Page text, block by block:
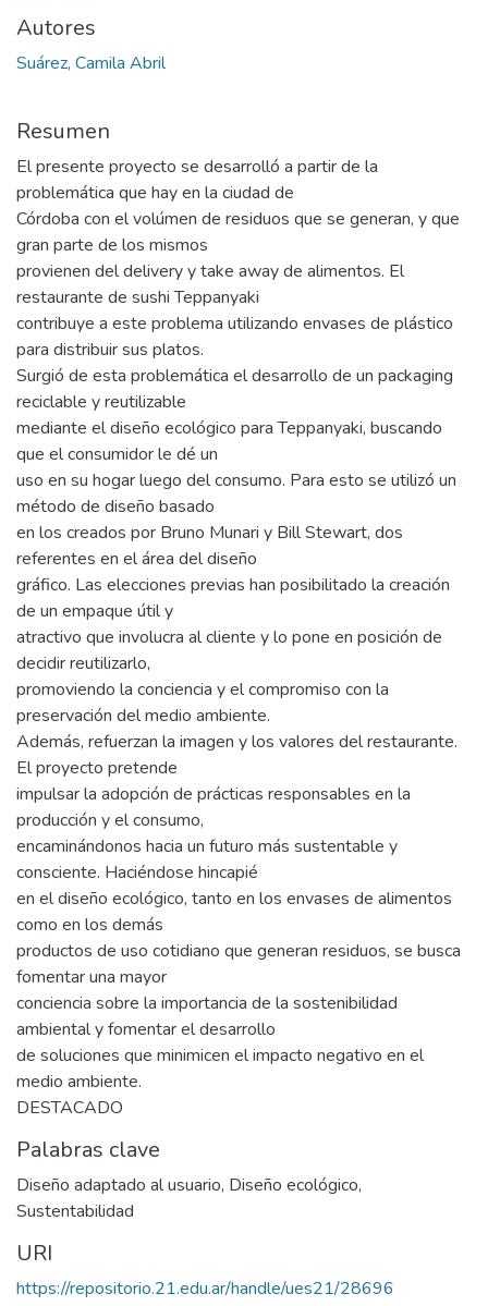
Autores
Suárez, Camila Abril
Resumen
El presente proyecto se desarrolló a partir de la
problemática que hay en la ciudad de
Córdoba con el volúmen de residuos que se generan, y que
gran parte de los mismos
provienen del delivery y take away de alimentos. El
restaurante de sushi Teppanyaki
contribuye a este problema utilizando envases de plástico
para distribuir sus platos.
Surgió de esta problemática el desarrollo de un packaging
reciclable y reutilizable
mediante el diseño ecológico para Teppanyaki, buscando
que el consumidor le dé un
uso en su hogar luego del consumo. Para esto se utilizó un
método de diseño basado
en los creados por Bruno Munari y Bill Stewart, dos
referentes en el área del diseño
gráfico. Las elecciones previas han posibilitado la creación
de un empaque útil y
atractivo que involucra al cliente y lo pone en posición de
decidir reutilizarlo,
promoviendo la conciencia y el compromiso con la
preservación del medio ambiente.
Además, refuerzan la imagen y los valores del restaurante.
El proyecto pretende
impulsar la adopción de prácticas responsables en la
producción y el consumo,
encaminándonos hacia un futuro más sustentable y
consciente. Haciéndose hincapié
en el diseño ecológico, tanto en los envases de alimentos
como en los demás
productos de uso cotidiano que generan residuos, se busca
fomentar una mayor
conciencia sobre la importancia de la sostenibilidad
ambiental y fomentar el desarrollo
de soluciones que minimicen el impacto negativo en el
medio ambiente.
DESTACADO
Palabras clave
Diseño adaptado al usuario, Diseño ecológico,
Sustentabilidad
URI
https://repositorio.21.edu.ar/handle/ues21/28696